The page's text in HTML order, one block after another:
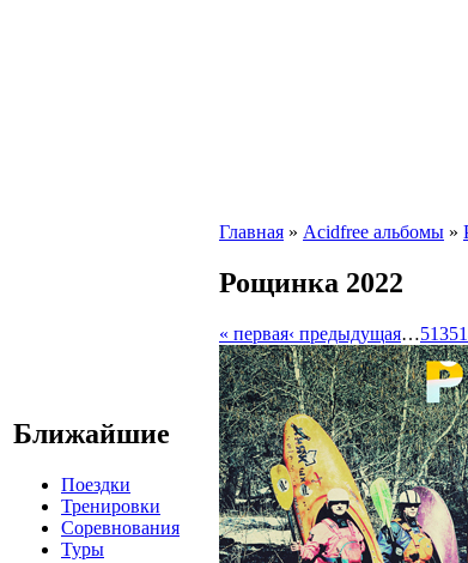
Ближайшие
Поездки
Тренировки
Соревнования
Туры
Главная » Acidfree альбомы »
Рощинка 2022
« первая‹ предыдущая…513